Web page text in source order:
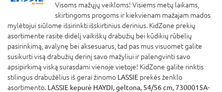
Visoms mažųjų veikloms! Visiems metų laikams,
skirtingoms progoms ir kiekvienam mažajam mados
mylėtojui siūlome išsirinkti išskirtinius derinius. KidZone prekių
asortimente rasite didelį vaikiškų drabužių bei kūdikių rūbelių
pasirinkimą, avalynę bei aksesuarus, tad pas mus visuomet galite
susikurti visą drabužių derinį savo mažyliui ir palengvinti savo
apsipirkimą viską surasdami vienoje vietoje! KidZone galite rinktis
stilingus drabužėlius iš gerai žinomo LASSIE prekės ženklo
asortimento. LASSIE kepurė HAYDI, geltona, 54/56 cm, 7300015A-